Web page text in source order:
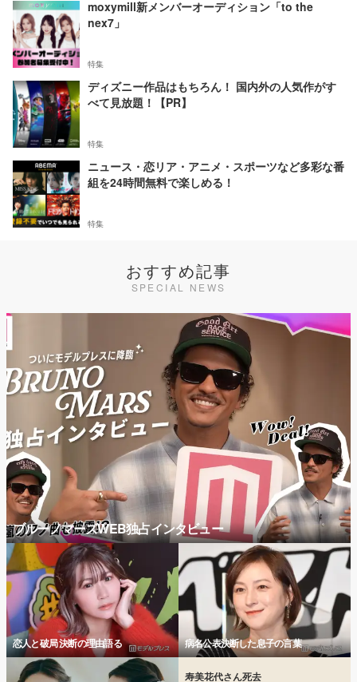
moxymill新メンバーオーディション「to the
nex7」
特集
ディズニー作品はもちろん！ 国内外の人気作がす
べて見放題！【PR】
特集
ニュース・恋リア・アニメ・スポーツなど多彩な番
組を24時間無料で楽しめる！
特集
おすすめ記事
SPECIAL NEWS
ブルーノマーズWEB独占インタビュー
恋人と破局 決断の理由語る 病名公表決断した息子の言葉
寿美花代さん死去